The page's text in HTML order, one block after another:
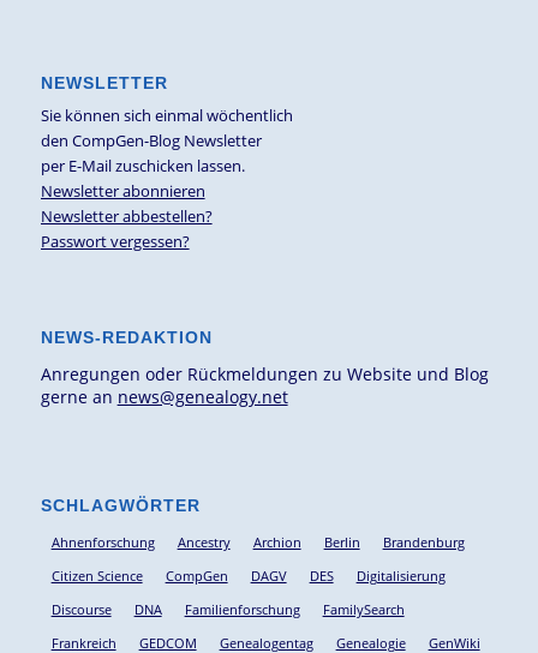
NEWSLETTER
Sie können sich einmal wöchentlich
den CompGen-Blog Newsletter
per E-Mail zuschicken lassen.
Newsletter abonnieren
Newsletter abbestellen?
Passwort vergessen?
NEWS-REDAKTION
Anregungen oder Rückmeldungen zu Website und Blog
gerne an news@genealogy.net
SCHLAGWÖRTER
Ahnenforschung Ancestry Archion Berlin
Brandenburg
Citizen Science
CompGen DAGV DES
Digitalisierung
Discourse
DNA Familienforschung
FamilySearch
Frankreich
GEDCOM Genealogentag Genealogie
GenWiki